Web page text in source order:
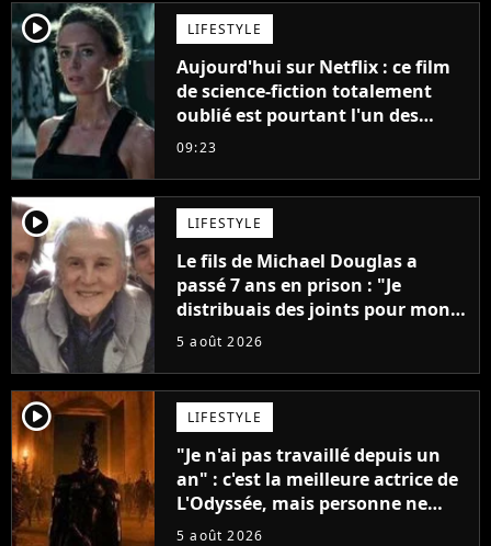
player2 LIFESTYLE
Aujourd'hui sur Netflix : ce film
de science-fiction totalement
oublié est pourtant l'un des
meilleurs des années 2010
09:23
player2 LIFESTYLE
Le fils de Michael Douglas a
passé 7 ans en prison : "Je
distribuais des joints pour mon
père"
5 août 2026
player2 LIFESTYLE
"Je n'ai pas travaillé depuis un
an" : c'est la meilleure actrice de
L'Odyssée, mais personne ne
veut lui donner de rôle au
5 août 2026